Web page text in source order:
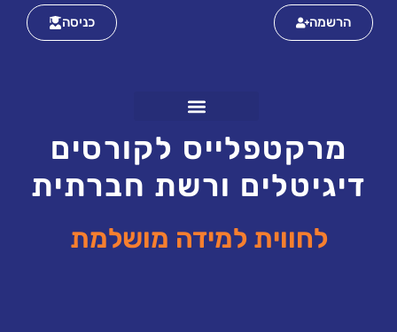
הרשמה כניסה
מרקטפלייס לקורסים
דיגיטלים ורשת חברתית
לחווית למידה מושלמת